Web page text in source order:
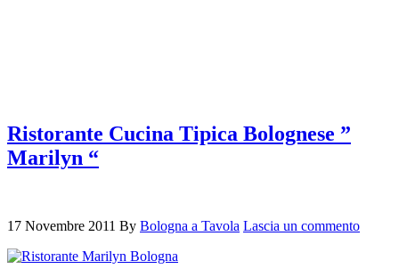
Ristorante Cucina Tipica Bolognese ”
Marilyn “
17 Novembre 2011 By Bologna a Tavola Lascia un commento